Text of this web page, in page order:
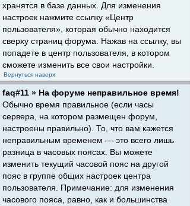
хранятся в базе данных. Для изменения
настроек нажмите ссылку «Центр
пользователя», которая обычно находится
сверху страниц форума. Нажав на ссылку, вы
попадете в центр пользователя, в котором
сможете изменить все свои настройки.
Вернуться наверх
faq#11 » На форуме неправильное время!
Обычно время правильное (если часы
сервера, на котором размещен форум,
настроены правильно). То, что вам кажется
неправильным временем — это всего лишь
разница в часовых поясах. Вы можете
изменить текущий часовой пояс на другой
пояс в группе общих настроек центра
пользователя. Примечание: для изменения
часового пояса, равно, как и большинства